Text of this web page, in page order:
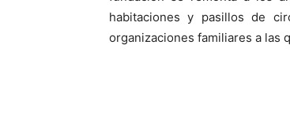
habitaciones y pasillos de
organizaciones familiares a las